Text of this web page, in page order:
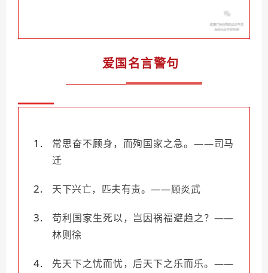
爱国名言警句
常思奋不顾身，而殉国家之急。——司马
迁
天下兴亡，匹夫有责。——顾炎武
苟利国家生死以，岂因祸福避趋之？——
林则徐
先天下之忧而忧，后天下之乐而乐。——